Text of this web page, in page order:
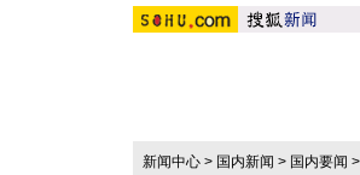
新闻中心 > 国内新闻 > 国内要闻 >